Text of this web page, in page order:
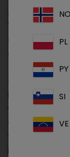
Arten von
Wir sammeln
auch
erläutert
Diese
während der
vom Gerät
Browser
NO
PL
PY
SI
VE